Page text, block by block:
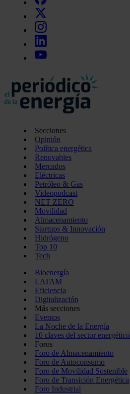
Secciones
Opinión
Política energética
Renovables
Mercados
Eléctricas
Petróleo & Gas
Videopodcast
NET ZERO
Movilidad
Almacenamiento
Startups & Innovación
Hidrógeno
Top 10
Tech
Bioenergía
LATAM
Eficiencia
Digitalización
Más secciones
Eventos
La Noche de la Energía
10 claves del sector energético
Foros
Foro de Almacenamiento
Foro de Autoconsumo
Foro de Movilidad Sostenible
Foro de Transición Energética
Foro Industrial